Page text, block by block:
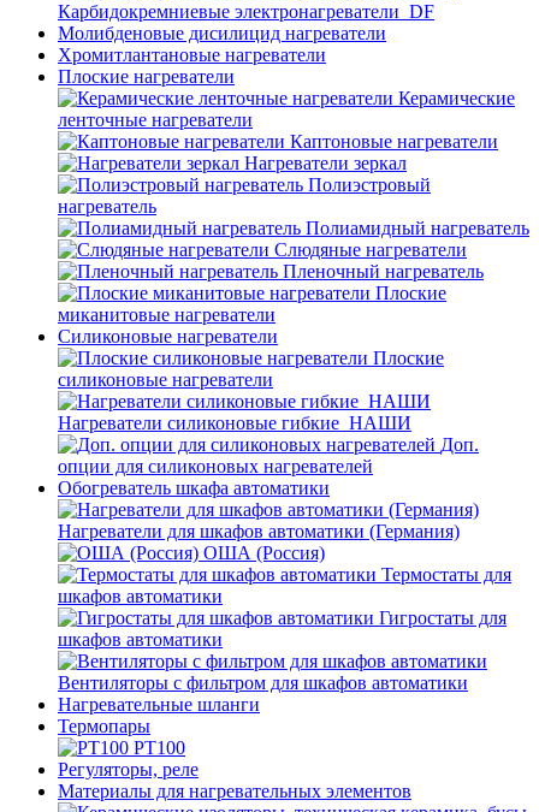
Карбидокремниевые электронагреватели_DF
Молибденовые дисилицид нагреватели
Хромитлантановые нагреватели
Плоские нагреватели
Керамические
ленточные нагреватели
Каптоновые нагреватели
Нагреватели зеркал
Полиэстровый
нагреватель
Полиамидный нагреватель
Слюдяные нагреватели
Пленочный нагреватель
Плоские
миканитовые нагреватели
Силиконовые нагреватели
Плоские
силиконовые нагреватели
Нагреватели силиконовые гибкие_НАШИ
Доп.
опции для силиконовых нагревателей
Обогреватель шкафа автоматики
Нагреватели для шкафов автоматики (Германия)
ОША (Россия)
Термостаты для
шкафов автоматики
Гигростаты для
шкафов автоматики
Вентиляторы с фильтром для шкафов автоматики
Нагревательные шланги
Термопары
PT100
Регуляторы, реле
Материалы для нагревательных элементов